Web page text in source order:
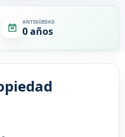
ANTIGÜEDAD
0 años